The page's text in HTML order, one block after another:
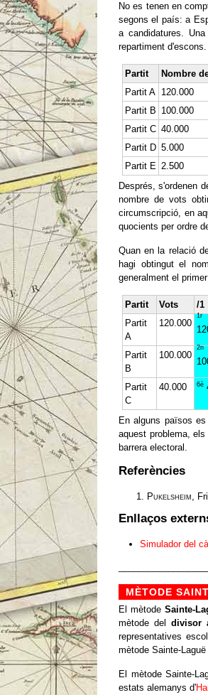
No es tenen en
segons el país: a
a candidatures.
repartiment d'escons.
Partit
Nombre
Partit A 120.000
Partit B 100.000
Partit C 40.000
Partit D 5.000
Partit E 2.500
Després, s'ordenen
nombre de vots
circumscripció, en
quocients per ordre
Quan en la relació
hagi obtingut el
generalment el
Partit Vots /1
Partit
A
120.000
1r
Partit
B
100.000
2n
Partit
C
40.000 6è
En alguns països
aquest problema,
barrera electoral.
Referències
Pukelsheim,
Enllaços
Simulador del
MÈTODE
El mètode Sainte-
mètode deldivisor
representatives
mètode Sainte-
El mètode Sainte-
estats alemanys d'